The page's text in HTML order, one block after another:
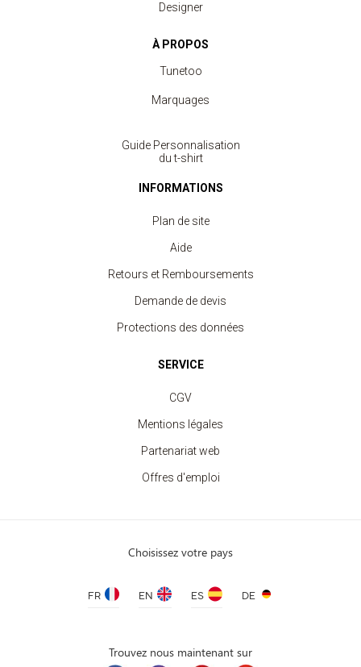
Designer
À PROPOS
Tunetoo
Marquages
Guide Personnalisation
du t-shirt
INFORMATIONS
Plan de site
Aide
Retours et Remboursements
Demande de devis
Protections des données
SERVICE
CGV
Mentions légales
Partenariat web
Offres d'emploi
Choisissez votre pays
FR EN ES DE
Trouvez nous maintenant sur